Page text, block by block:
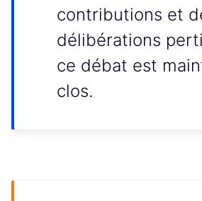
contributions et
délibérations
ce débat est
clos.